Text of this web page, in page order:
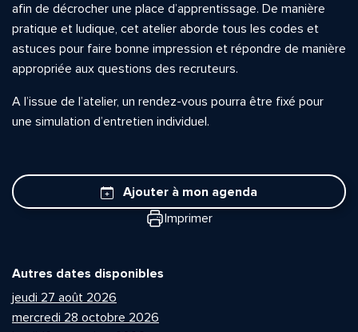
afin de décrocher une place d’apprentissage. De manière
pratique et ludique, cet atelier aborde tous les codes et
astuces pour faire bonne impression et répondre de manière
appropriée aux questions des recruteurs.
A l’issue de l’atelier, un rendez-vous pourra être fixé pour
une simulation d’entretien individuel.
Ajouter à mon agenda
Imprimer
Autres dates disponibles
jeudi 27 août 2026
mercredi 28 octobre 2026